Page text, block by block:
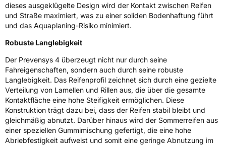
Allgemeine Produktsicherheit (GPSR)
HerstellerkontaktHankook Tire Europe GmbH, Siemensstr. 14
20000990@hankooktire.com
dieses ausgeklügelte Design wird der Kontakt zwischen Reifen
und Straße maximiert, was zu einer soliden Bodenhaftung führt
und das Aquaplaning-Risiko minimiert.
Robuste Langlebigkeit
Der Prevensys 4 überzeugt nicht nur durch seine
Fahreigenschaften, sondern auch durch seine robuste
Langlebigkeit. Das Reifenprofil zeichnet sich durch eine gezielte
Verteilung von Lamellen und Rillen aus, die über die gesamte
Kontaktfläche eine hohe Steifigkeit ermöglichen. Diese
Konstruktion trägt dazu bei, dass der Reifen stabil bleibt und
gleichmäßig abnutzt. Darüber hinaus wird der Sommerreifen aus
einer speziellen Gummimischung gefertigt, die eine hohe
Abriebfestigkeit aufweist und somit eine geringe Abnutzung im